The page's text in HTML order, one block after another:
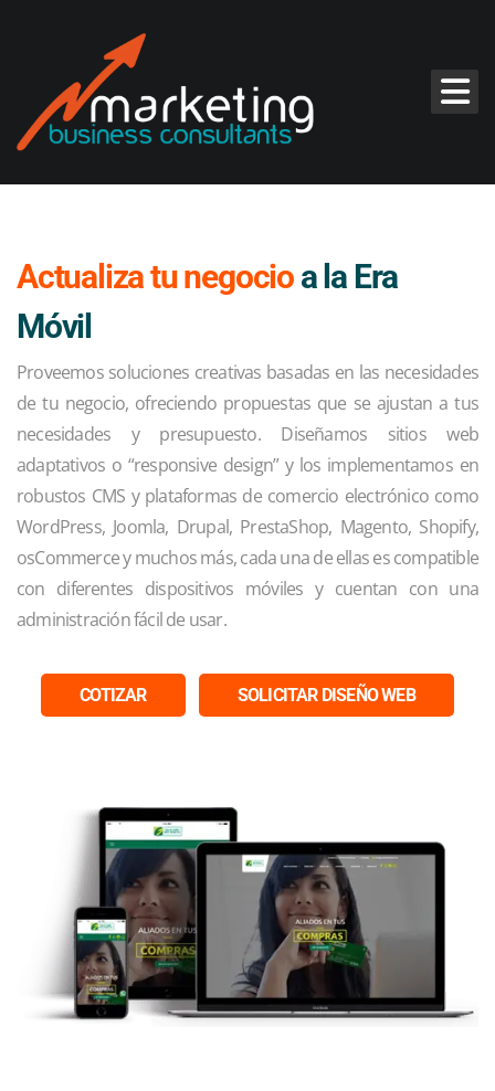
Actualiza tu negocio a la Era
Móvil
Proveemos soluciones creativas basadas en las necesidades
de tu negocio, ofreciendo propuestas que se ajustan a tus
necesidades y presupuesto. Diseñamos sitios web
adaptativos o “responsive design” y los implementamos en
robustos CMS y plataformas de comercio electrónico como
WordPress, Joomla, Drupal, PrestaShop, Magento, Shopify,
osCommerce y muchos más, cada una de ellas es compatible
con diferentes dispositivos móviles y cuentan con una
administración fácil de usar.
COTIZAR SOLICITAR DISEÑO WEB